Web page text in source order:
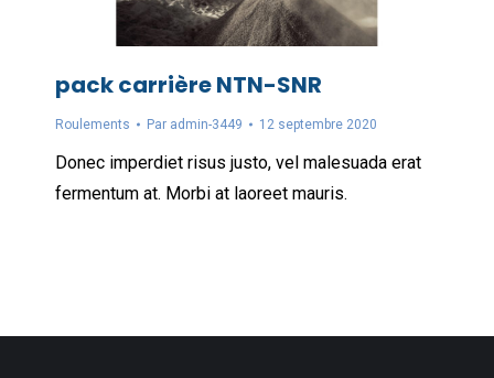
pack carrière NTN-SNR
Roulements Par admin-3449 12 septembre 2020
Donec imperdiet risus justo, vel malesuada erat
fermentum at. Morbi at laoreet mauris.